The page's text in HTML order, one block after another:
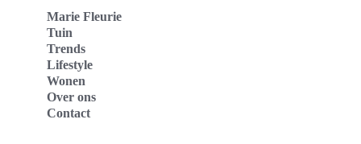
Marie Fleurie
Tuin
Trends
Lifestyle
Wonen
Over ons
Contact